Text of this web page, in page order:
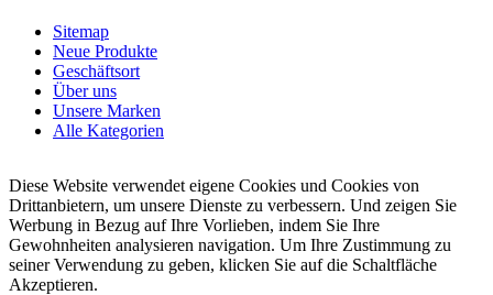
Sitemap
Neue Produkte
Geschäftsort
Über uns
Unsere Marken
Alle Kategorien
Diese Website verwendet eigene Cookies und Cookies von
Drittanbietern, um unsere Dienste zu verbessern. Und zeigen Sie
Werbung in Bezug auf Ihre Vorlieben, indem Sie Ihre
Gewohnheiten analysieren navigation. Um Ihre Zustimmung zu
seiner Verwendung zu geben, klicken Sie auf die Schaltfläche
Akzeptieren.